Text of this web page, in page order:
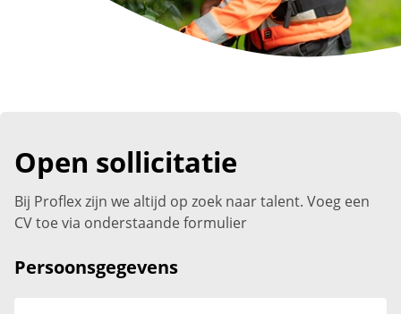
Open sollicitatie
Bij Proflex zijn we altijd op zoek naar talent. Voeg een
CV toe via onderstaande formulier
Persoonsgegevens